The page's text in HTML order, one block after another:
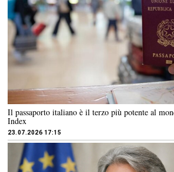
Il passaporto italiano è il terzo più potente al
Index
23.07.2026 17:15